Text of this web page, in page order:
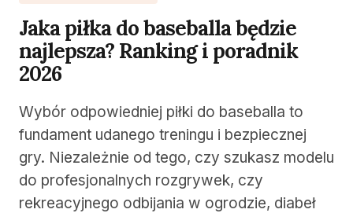
Jaka piłka do baseballa będzie
najlepsza? Ranking i poradnik
2026
Wybór odpowiedniej piłki do baseballa to
fundament udanego treningu i bezpiecznej
gry. Niezależnie od tego, czy szukasz modelu
do profesjonalnych rozgrywek, czy
rekreacyjnego odbijania w ogrodzie, diabeł